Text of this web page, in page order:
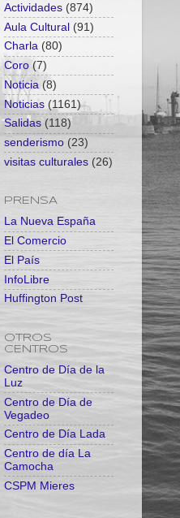
Actividades (874)
Aula Cultural (91)
Charla (80)
Coro (7)
Noticia (8)
Noticias (1161)
Salidas (118)
senderismo (23)
visitas culturales (26)
PRENSA
La Nueva España
El Comercio
El País
InfoLibre
Huffington Post
OTROS
CENTROS
Centro de Día de la
Luz
Centro de Día de
Vegadeo
Centro de Día Lada
Centro de día La
Camocha
CSPM Mieres